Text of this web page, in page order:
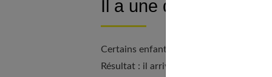
Il a une double
Certains enfants craignent de faire
Résultat : il arrive qu'au niveau des